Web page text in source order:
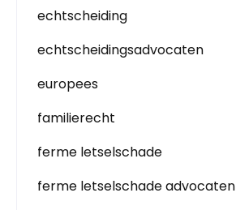
echtscheiding
echtscheidingsadvocaten
europees
familierecht
ferme letselschade
ferme letselschade advocaten